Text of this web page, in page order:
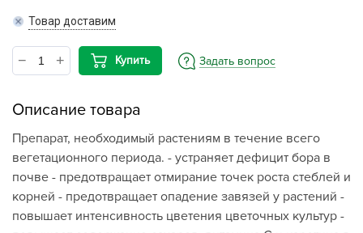
Товар доставим
Купить Задать вопрос
Описание товара
Препарат, необходимый растениям в течение всего
вегетационного периода. - устраняет дефицит бора в
почве - предотвращает отмирание точек роста стеблей и
корней - предотвращает опадение завязей у растений -
повышает интенсивность цветения цветочных культур -